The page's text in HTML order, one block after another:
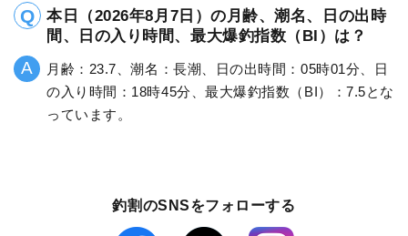
本日（2026年8月7日）の月齢、潮名、日の出時
間、日の入り時間、最大爆釣指数（BI）は？
月齢：23.7、潮名：長潮、日の出時間：05時01分、日
の入り時間：18時45分、最大爆釣指数（BI）：7.5とな
っています。
釣割のSNSをフォローする